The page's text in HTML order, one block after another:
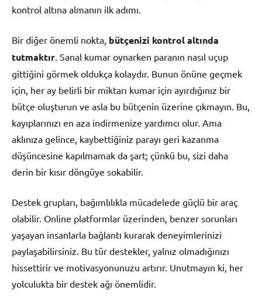
kontrol altına almanın ilk adımı.
Bir diğer önemli nokta, bütçenizi kontrol altında
tutmaktır. Sanal kumar oynarken paranın nasıl uçup
gittiğini görmek oldukça kolaydır. Bunun önüne geçmek
için, her ay belirli bir miktarı kumar için ayırdığınız bir
bütçe oluşturun ve asla bu bütçenin üzerine çıkmayın. Bu,
kayıplarınızı en aza indirmenize yardımcı olur. Ama
aklınıza gelince, kaybettiğiniz parayı geri kazanma
düşüncesine kapılmamak da şart; çünkü bu, sizi daha
derin bir kısır döngüye sokabilir.
Destek grupları, bağımlılıkla mücadelede güçlü bir araç
olabilir. Online platformlar üzerinden, benzer sorunları
yaşayan insanlarla bağlantı kurarak deneyimlerinizi
paylaşabilirsiniz. Bu tür destekler, yalnız olmadığınızı
hissettirir ve motivasyonunuzu artırır. Unutmayın ki, her
yolculukta bir destek ağı önemlidir.